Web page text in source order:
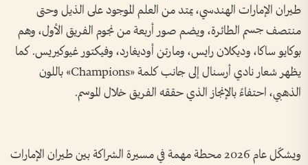
طيران الإمارات الهندسي، يمتد من العلم الموجود على الذيل وحتى
منتصف جسم الطائرة، ويضم صور أربعة من نجوم الفريق الأول، وهم
بوكايو ساكا، وديكلان رايس، ومارتن أوديغارد، وفيكتور غيوكيريس. كما
يظهر شعار نادي أرسنال إلى جانب كلمة «Champions» باللون
الذهبي، احتفاءً بالإنجاز الذي حققه الفريق خلال الموسم.
ويشكّل عام 2026 محطة مهمة في مسيرة الشراكة بين طيران الإمارات